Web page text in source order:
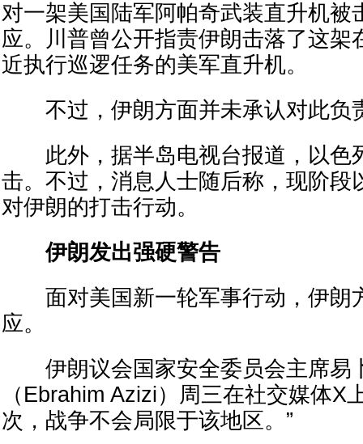
对一架美国陆军阿帕奇武装直升机被
应。川普曾公开指责伊朗击落了这架
近执行巡逻任务的美军直升机。
不过，伊朗方面并未承认对此负
此外，据半岛电视台报道，以色
击。不过，消息人士随后称，现阶段
对伊朗的打击行动。
伊朗发出强硬警告
面对美国新一轮军事行动，伊朗
应。
伊朗议会国家安全委员会主席易
（Ebrahim Azizi）周三在社交媒体X
次，战争不会局限于该地区。”